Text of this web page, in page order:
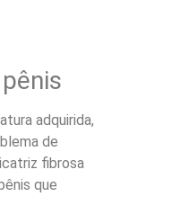
adquirida,
de
fibrosa
que